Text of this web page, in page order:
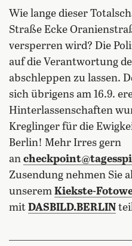
Wie lange dieser
Straße Ecke
versperren wird? Die
auf die Verantwortung
abschleppen zu lassen.
sich übrigens am 16.9.
Hinterlassenschaften
Kreglinger für die
Berlin! Mehr Irres gern
an
Zusendung nehmen Sie
unserem Kiekste-
mit DASBILD.BERLIN